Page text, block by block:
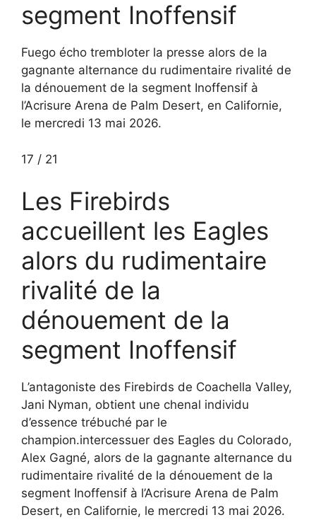
segment Inoffensif
Fuego écho trembloter la presse alors de la
gagnante alternance du rudimentaire rivalité de
la dénouement de la segment Inoffensif à
l’Acrisure Arena de Palm Desert, en Californie,
le mercredi 13 mai 2026.
17 / 21
Les Firebirds
accueillent les Eagles
alors du rudimentaire
rivalité de la
dénouement de la
segment Inoffensif
L’antagoniste des Firebirds de Coachella Valley,
Jani Nyman, obtient une chenal individu
d’essence trébuché par le
champion.intercessuer des Eagles du Colorado,
Alex Gagné, alors de la gagnante alternance du
rudimentaire rivalité de la dénouement de la
segment Inoffensif à l’Acrisure Arena de Palm
Desert, en Californie, le mercredi 13 mai 2026.